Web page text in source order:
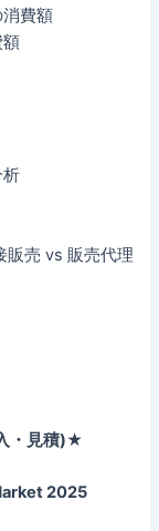
消費額
額
析
販売 vs 販売代理
・見積)★
2025